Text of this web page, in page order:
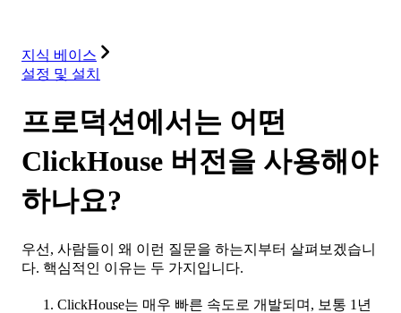
지식 베이스
설정 및 설치
프로덕션에서는 어떤
ClickHouse 버전을 사용해야
하나요?
우선, 사람들이 왜 이런 질문을 하는지부터 살펴보겠습니
다. 핵심적인 이유는 두 가지입니다.
ClickHouse는 매우 빠른 속도로 개발되며, 보통 1년